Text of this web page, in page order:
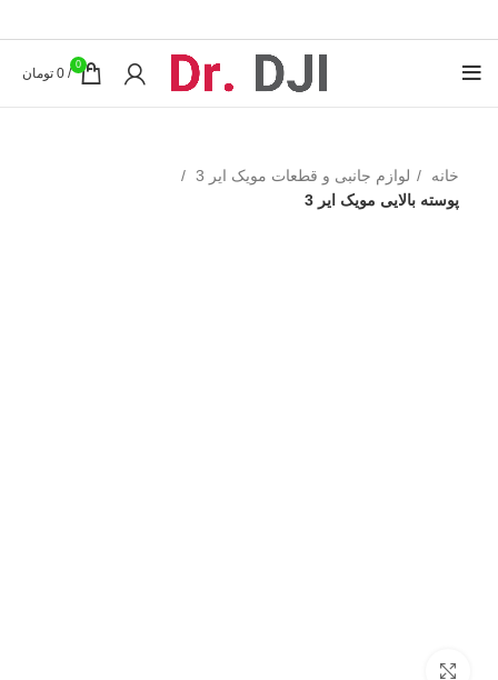
0
/
0 تومان
خانه
لوازم جانبی و قطعات مویک ایر 3
پوسته بالایی مویک ایر 3